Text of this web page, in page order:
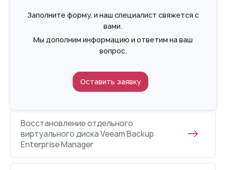
Заполните форму, и наш специалист свяжется с
вами.
Мы дополним информацию и ответим на ваш
вопрос.
Оставить заявку
Восстановление отдельного
виртуального диска Veeam Backup
Enterprise Manager